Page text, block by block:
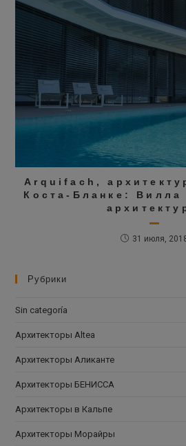
Arquifach,
Коста-Бланке: Вилла
31 июля,
Рубрики
Sin categoría
Архитекторы Altea
Архитекторы Аликанте
Архитекторы БЕНИССА
Архитекторы в Кальпе
Архитекторы Морайры